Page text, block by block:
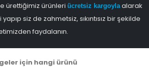
ürettiğimiz ürünleri ücretsiz kargoylaalarak
siz de zahmetsiz, sıkıntısız bir şekilde
faydalanın.
için hangi ürünü